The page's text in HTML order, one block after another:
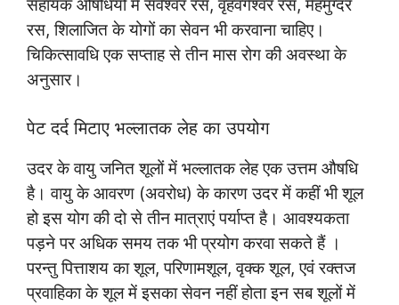
सहायक औषधियों में सर्वेश्वर रस, वृहवंगेश्वर रस, मेहमुग्दर
रस, शिलाजित के योगों का सेवन भी करवाना चाहिए।
चिकित्सावधि एक सप्ताह से तीन मास रोग की अवस्था के
अनुसार।
पेट दर्द मिटाए भल्लातक लेह का उपयोग
उदर के वायु जनित शूलों में भल्लातक लेह एक उत्तम औषधि
है। वायु के आवरण (अवरोध) के कारण उदर में कहीं भी शूल
हो इस योग की दो से तीन मात्राएं पर्याप्त है। आवश्यकता
पड़ने पर अधिक समय तक भी प्रयोग करवा सकते हैं ।
परन्तु पित्ताशय का शूल, परिणामशूल, वृक्क शूल, एवं रक्तज
प्रवाहिका के शूल में इसका सेवन नहीं होता इन सब शूलों में